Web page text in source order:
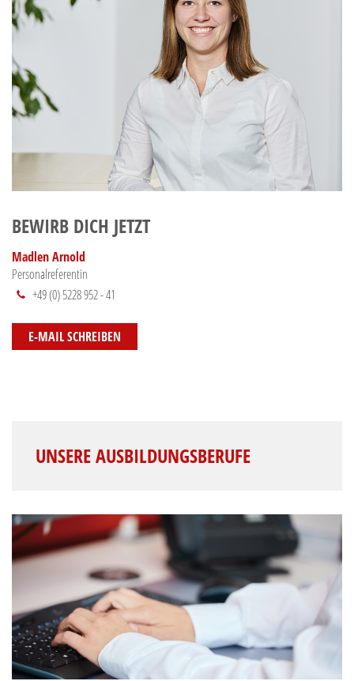
BEWIRB DICH JETZT
Madlen Arnold
Personalreferentin
+49 (0) 5228 952 - 41
E-MAIL SCHREIBEN
UNSERE AUSBILDUNGSBERUFE